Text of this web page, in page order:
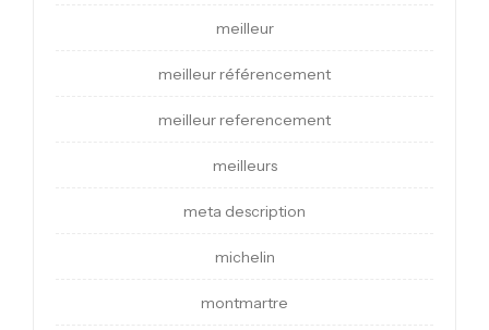
meilleur
meilleur référencement
meilleur referencement
meilleurs
meta description
michelin
montmartre